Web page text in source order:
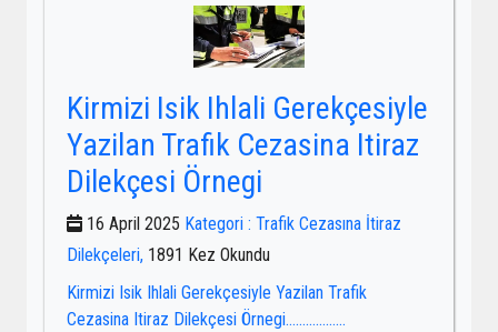
Kirmizi Isik Ihlali Gerekçesiyle
Yazilan Trafik Cezasina Itiraz
Dilekçesi Örnegi
16 April 2025 Kategori : Trafik Cezasına İtiraz
Dilekçeleri, 1891 Kez Okundu
Kirmizi Isik Ihlali Gerekçesiyle Yazilan Trafik
Cezasina Itiraz Dilekçesi Örnegi……………...